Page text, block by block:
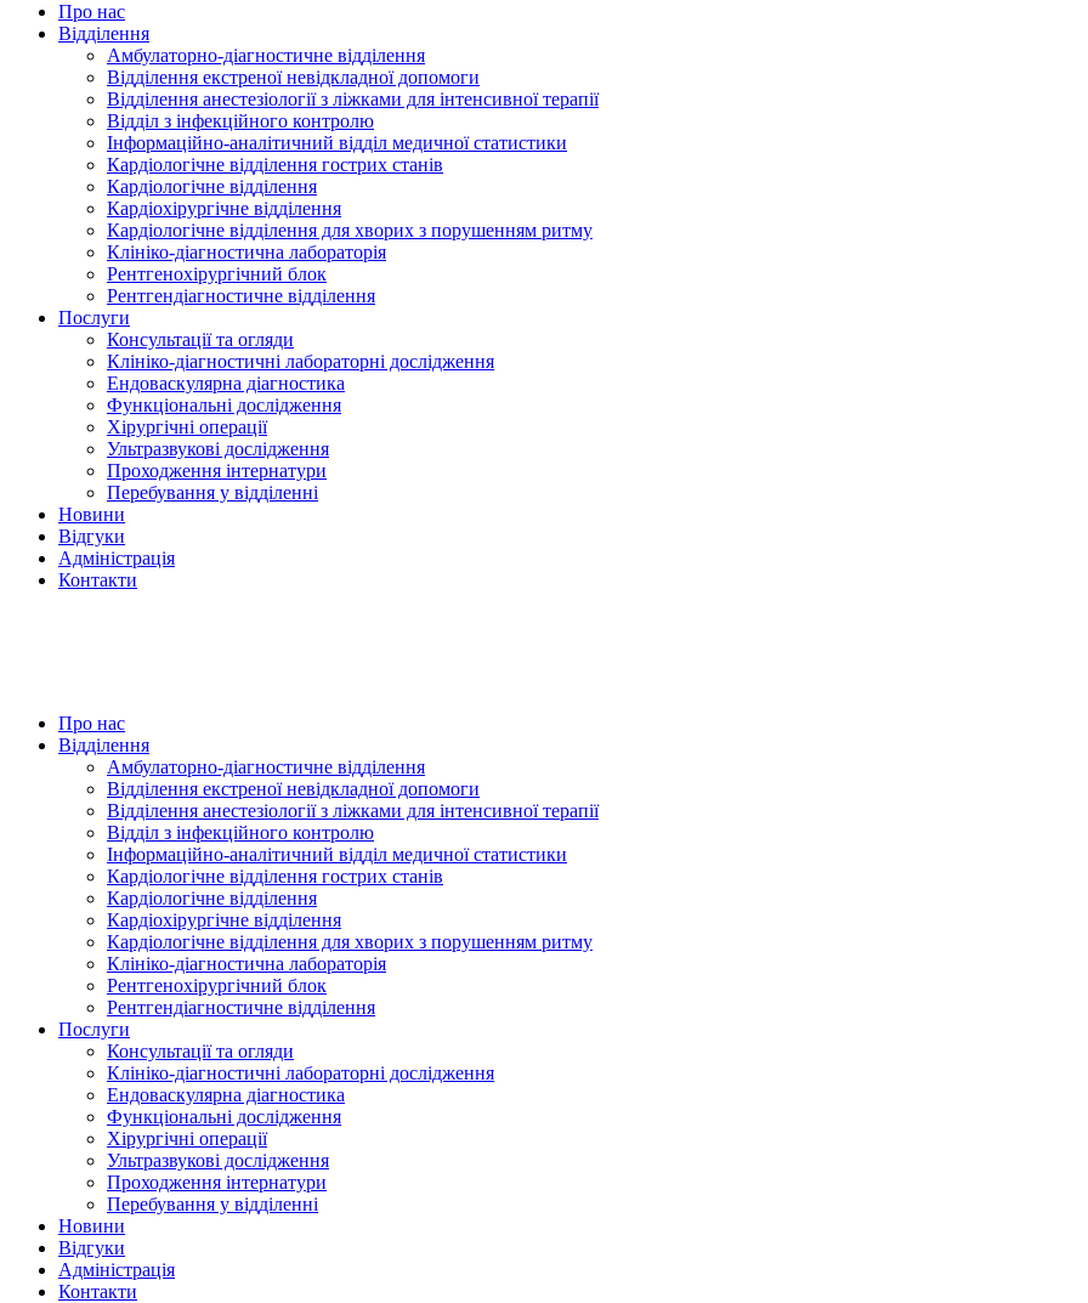
Про нас
Відділення
Амбулаторно-діагностичне відділення
Відділення екстреної невідкладної допомоги
Відділення анестезіології з ліжками для інтенсивної терапії
Відділ з інфекційного контролю
Інформаційно-аналітичний відділ медичної статистики
Кардіологічне відділення гострих станів
Кардіологічне відділення
Кардіохірургічне відділення
Кардіологічне відділення для хворих з порушенням ритму
Клініко-діагностична лабораторія
Рентгенохірургічний блок
Рентгендіагностичне відділення
Послуги
Консультації та огляди
Клініко-діагностичні лабораторні дослідження
Ендоваскулярна діагностика
Функціональні дослідження
Хірургічні операції
Ультразвукові дослідження
Проходження інтернатури
Перебування у відділенні
Новини
Відгуки
Адміністрація
Контакти
Про нас
Відділення
Амбулаторно-діагностичне відділення
Відділення екстреної невідкладної допомоги
Відділення анестезіології з ліжками для інтенсивної терапії
Відділ з інфекційного контролю
Інформаційно-аналітичний відділ медичної статистики
Кардіологічне відділення гострих станів
Кардіологічне відділення
Кардіохірургічне відділення
Кардіологічне відділення для хворих з порушенням ритму
Клініко-діагностична лабораторія
Рентгенохірургічний блок
Рентгендіагностичне відділення
Послуги
Консультації та огляди
Клініко-діагностичні лабораторні дослідження
Ендоваскулярна діагностика
Функціональні дослідження
Хірургічні операції
Ультразвукові дослідження
Проходження інтернатури
Перебування у відділенні
Новини
Відгуки
Адміністрація
Контакти